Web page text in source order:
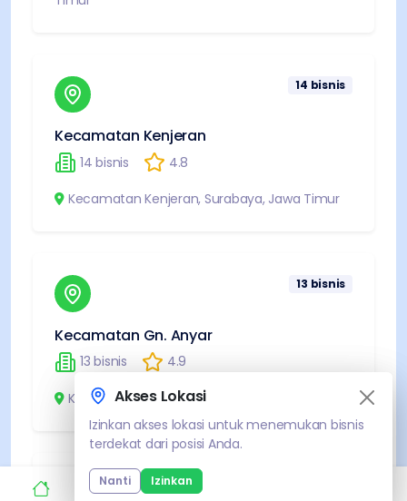
14 bisnis
Kecamatan Kenjeran
14 bisnis 4.8
Kecamatan Kenjeran, Surabaya, Jawa Timur
13 bisnis
Kecamatan Gn. Anyar
13 bisnis 4.9
Kecamatan Gn. Anyar,
Akses Lokasi
Izinkan akses lokasi untuk menemukan bisnis
terdekat dari posisi Anda.
Nanti Izinkan
Akses Lokasi
Izinkan akses lokasi untuk menemukan bisnis
terdekat dari posisi Anda.
Nanti Izinkan